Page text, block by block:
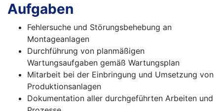
Aufgaben
Fehlersuche und Störungsbehebung an
Montageanlagen
Durchführung von planmäßigen
Wartungsaufgaben gemäß Wartungsplan
Mitarbeit bei der Einbringung und Umsetzung von
Produktionsanlagen
Dokumentation aller durchgeführten Arbeiten und